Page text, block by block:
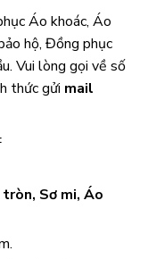
Áo khoác, Áo
hộ, Đồng phục
Vui lòng gọi về số
thức gửi mail
Sơ mi, Áo